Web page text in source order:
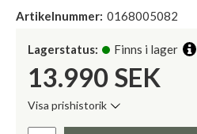
Artikelnummer: 0168005082
Lagerstatus: Finns i lager
13.990 SEK
Visa prishistorik